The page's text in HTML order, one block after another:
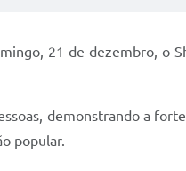
21 de dezembro, o
demonstrando a
popular.